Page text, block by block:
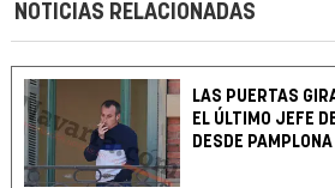
NOTICIAS RELACIONADAS
LAS PUERTAS
EL ÚLTIMO JEFE
DESDE PAMPLONA